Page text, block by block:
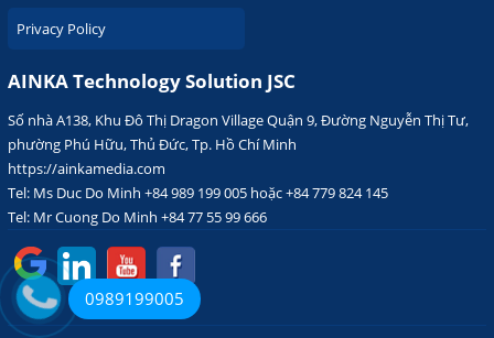
Privacy Policy
AINKA Technology Solution JSC
Số nhà A138, Khu Đô Thị Dragon Village Quận 9, Đường Nguyễn Thị Tư,
phường Phú Hữu, Thủ Đức, Tp. Hồ Chí Minh
https://ainkamedia.com
Tel: Ms Duc Do Minh +84 989 199 005 hoặc +84 779 824 145
Tel: Mr Cuong Do Minh +84 77 55 99 666
0989199005